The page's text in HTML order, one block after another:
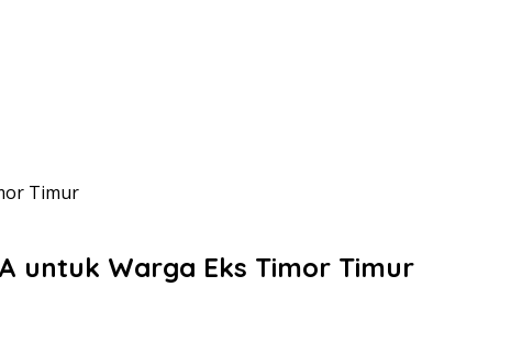
Timur
untuk Warga Eks Timor Timur